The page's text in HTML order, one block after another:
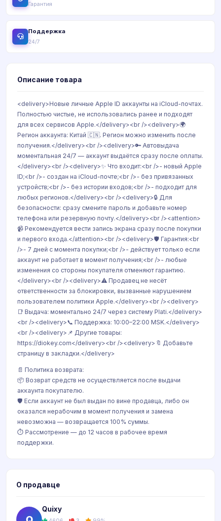
Гарантия
Поддержка
24/7
Описание товара
<delivery>Новые личные Apple ID аккаунты на iCloud-почтах.
Полностью чистые, не использовались ранее и подходят
для всех сервисов Apple.</delivery><br /><delivery>🌍
Регион аккаунта: Китай 🇨🇳. Регион можно изменить после
получения.</delivery><br /><delivery>🔑 Автовыдача
моментальная 24/7 — аккаунт выдаётся сразу после оплаты.
</delivery><br /><delivery>✨ Что входит:<br />- новый Apple
ID;<br />- создан на iCloud-почте;<br />- без привязанных
устройств;<br />- без истории входов;<br />- подходит для
любых регионов.</delivery><br /><delivery>🔒 Для
безопасности: сразу смените пароль и добавьте номер
телефона или резервную почту.</delivery><br /><attention>
📹 Рекомендуется вести запись экрана сразу после покупки
и первого входа.</attention><br /><delivery>🛡 Гарантия:<br
/>- 7 дней с момента покупки;<br />- действует только если
аккаунт не работает в момент получения;<br />- любые
изменения со стороны покупателя отменяют гарантию.
</delivery><br /><delivery>⚠️ Продавец не несёт
ответственности за блокировки, вызванные нарушением
пользователем политики Apple.</delivery><br /><delivery>
📑 Выдача: моментально 24/7 через систему Plati.</delivery>
<br /><delivery>📞 Поддержка: 10:00–22:00 MSK.</delivery>
<br /><delivery>📌 Другие товары:
https://diokey.com</delivery><br /><delivery>🔖 Добавьте
страницу в закладки.</delivery>
📄 Политика возврата:
📦 Возврат средств не осуществляется после выдачи
аккаунта покупателю.
🛡 Если аккаунт не был выдан по вине продавца, либо он
оказался нерабочим в момент получения и замена
невозможна — возвращается 100% суммы.
⏱ Рассмотрение — до 12 часов в рабочее время
поддержки.
О продавце
Quixy